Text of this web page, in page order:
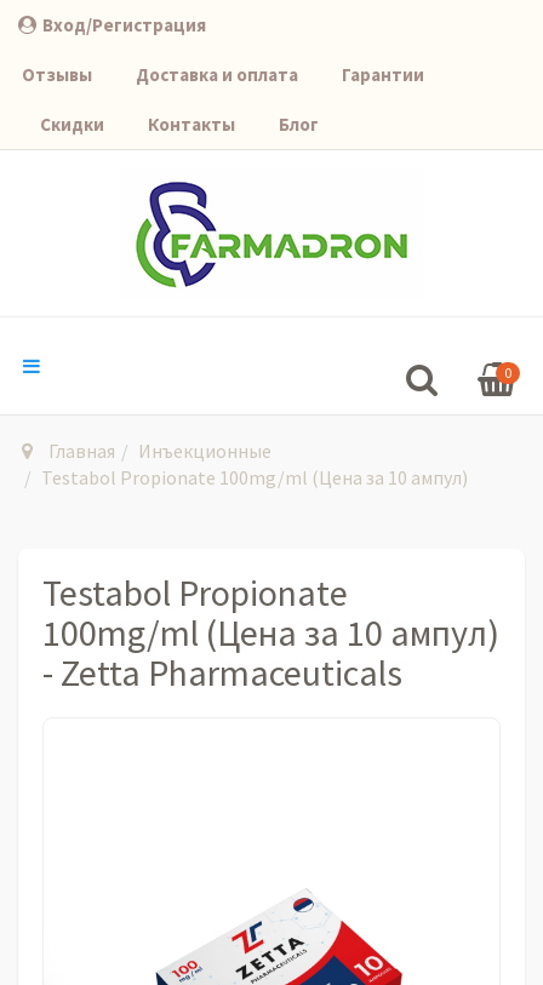
Вход/Регистрация
Отзывы Доставка и оплата Гарантии
Скидки Контакты Блог
0
Главная
Инъекционные
Testabol Propionate 100mg/ml (Цена за 10 ампул)
Testabol Propionate
100mg/ml (Цена за 10 ампул)
- Zetta Pharmaceuticals